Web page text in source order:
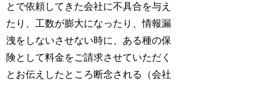
とで依頼してきた会社に不具合を与え
たり、工数が膨大になったり、情報漏
洩をしないさせない時に、ある種の保
険として料金をご請求させていただく
とお伝えしたところ断念される（会社